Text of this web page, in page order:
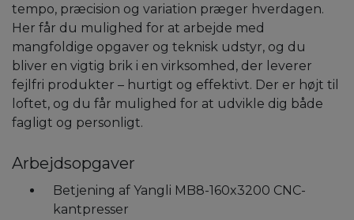
tempo, præcision og variation præger hverdagen.
Her får du mulighed for at arbejde med
mangfoldige opgaver og teknisk udstyr, og du
bliver en vigtig brik i en virksomhed, der leverer
fejlfri produkter – hurtigt og effektivt. Der er højt til
loftet, og du får mulighed for at udvikle dig både
fagligt og personligt.
Arbejdsopgaver
Betjening af Yangli MB8-160x3200 CNC-
kantpresser